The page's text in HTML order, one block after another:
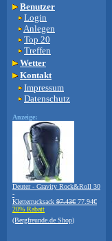
Benutzer
Login
Anlegen
Top 20
Treffen
Wetter
Kontakt
Impressum
Datenschutz
Anzeige:
Deuter - Gravity Rock&Roll 30
-
Kletterrucksack 97.43€ 77.94€
20% Rabatt
(Bergfreunde.de Shop)